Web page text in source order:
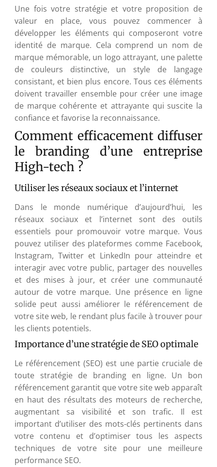
Une fois votre stratégie et votre proposition de
valeur en place, vous pouvez commencer à
développer les éléments qui composeront votre
identité de marque. Cela comprend un nom de
marque mémorable, un logo attrayant, une palette
de couleurs distinctive, un style de langage
consistant, et bien plus encore. Tous ces éléments
doivent travailler ensemble pour créer une image
de marque cohérente et attrayante qui suscite la
confiance et favorise la reconnaissance.
Comment efficacement diffuser
le branding d’une entreprise
High-tech ?
Utiliser les réseaux sociaux et l’internet
Dans le monde numérique d’aujourd’hui, les
réseaux sociaux et l’internet sont des outils
essentiels pour promouvoir votre marque. Vous
pouvez utiliser des plateformes comme Facebook,
Instagram, Twitter et LinkedIn pour atteindre et
interagir avec votre public, partager des nouvelles
et des mises à jour, et créer une communauté
autour de votre marque. Une présence en ligne
solide peut aussi améliorer le référencement de
votre site web, le rendant plus facile à trouver pour
les clients potentiels.
Importance d’une stratégie de SEO optimale
Le référencement (SEO) est une partie cruciale de
toute stratégie de branding en ligne. Un bon
référencement garantit que votre site web apparaît
en haut des résultats des moteurs de recherche,
augmentant sa visibilité et son trafic. Il est
important d’utiliser des mots-clés pertinents dans
votre contenu et d’optimiser tous les aspects
techniques de votre site pour une meilleure
performance SEO.